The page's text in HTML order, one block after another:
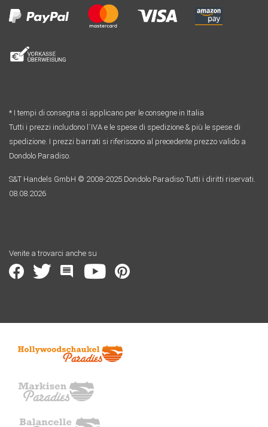
* I tempi di consegna si applicano per le consegne in Italia
Tutti i prezzi includono l´IVA e le spese di spedizione & più le spese di
spedizione. I prezzi barrati si riferiscono al precedente prezzo valido a
Dondolo Paradiso.
S&T Handels GmbH © 2008-2025 Dondolo Paradiso Tutti i diritti riservati.
08.08.2026
Venite a trovarci anche su